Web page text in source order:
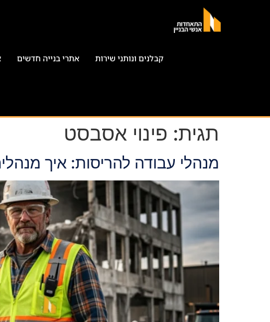
קבלנים ונותני שירות אתרי בנייה חדשים
תגית: פינוי אסבסט
מנהלי עבודה להריסות: איך